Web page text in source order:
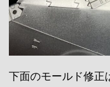
下面のモールド修正